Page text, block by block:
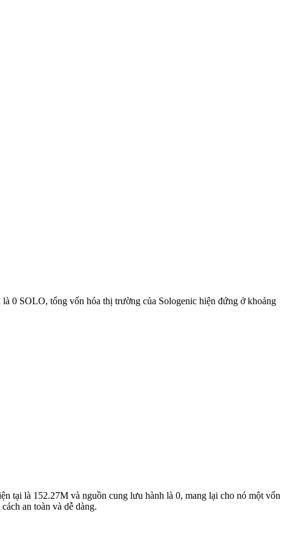
0 SOLO, tổng vốn hóa thị trường của Sologenic hiện đứng ở khoảng
tại là 152.27M và nguồn cung lưu hành là 0, mang lại cho nó một vốn
an toàn và dễ dàng.